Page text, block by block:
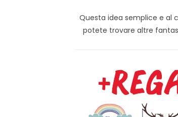
Questa idea semplice e al
potete trovare altre